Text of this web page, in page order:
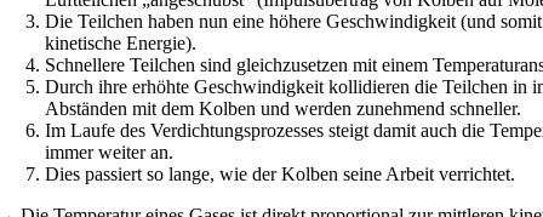
Die Teilchen haben nun eine höhere Geschwindigkeit (und
kinetische Energie).
Schnellere Teilchen sind gleichzusetzen mit einem
Durch ihre erhöhte Geschwindigkeit kollidieren die Teilchen in
Abständen mit dem Kolben und werden zunehmend schneller.
Im Laufe des Verdichtungsprozesses steigt damit auch die
immer weiter an.
Dies passiert so lange, wie der Kolben seine Arbeit verrichtet.